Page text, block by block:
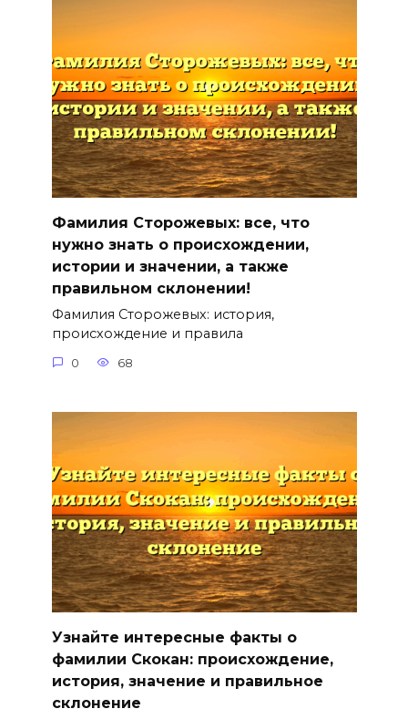
Фамилия Сторожевых: все, что
нужно знать о происхождении,
истории и значении, а также
правильном склонении!
Фамилия Сторожевых: история,
происхождение и правила
0 68
Узнайте интересные факты о
фамилии Скокан: происхождение,
история, значение и правильное
склонение